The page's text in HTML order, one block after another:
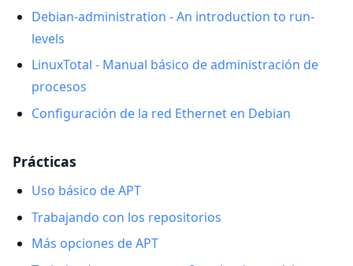
Debian-administration - An introduction to run-
levels
LinuxTotal - Manual básico de administración de
procesos
Configuración de la red Ethernet en Debian
Prácticas
Uso básico de APT
Trabajando con los repositorios
Más opciones de APT